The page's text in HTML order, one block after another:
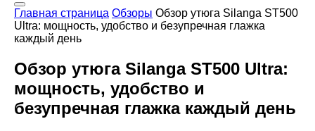
Главная страница Обзоры Обзор утюга Silanga ST500
Ultra: мощность, удобство и безупречная глажка
каждый день
Обзор утюга Silanga ST500 Ultra:
мощность, удобство и
безупречная глажка каждый день